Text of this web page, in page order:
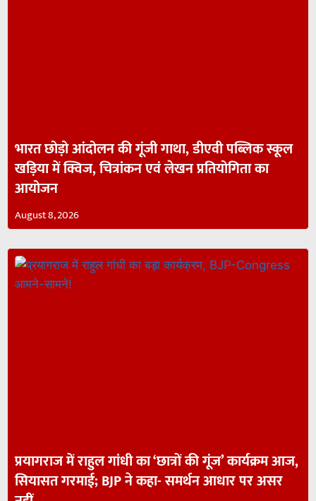
भारत छोड़ो आंदोलन की गूंजी गाथा, डीएवी पब्लिक स्कूल
खड़िया में क्विज, चित्रांकन एवं लेखन प्रतियोगिता का
आयोजन
August 8, 2026
प्रयागराज में राहुल गांधी का ‘छात्रों की गूंज’ कार्यक्रम आज,
सियासत गरमाई; BJP ने कहा- समर्थन आधार पर असर